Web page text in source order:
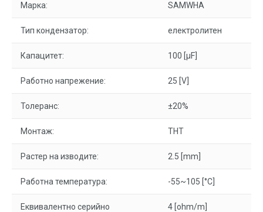
Марка: SAMWHA
Тип кондензатор: електролитен
Капацитет: 100 [µF]
Работно напрежение: 25 [V]
Толеранс: ±20%
Монтаж: THT
Растер на изводите: 2.5 [mm]
Работна температура: -55~105 [°C]
Еквивалентно серийно
4 [ohm/m]